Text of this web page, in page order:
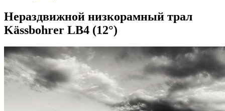
Нераздвижной низкорамный трал
Kässbohrer LB4 (12°)